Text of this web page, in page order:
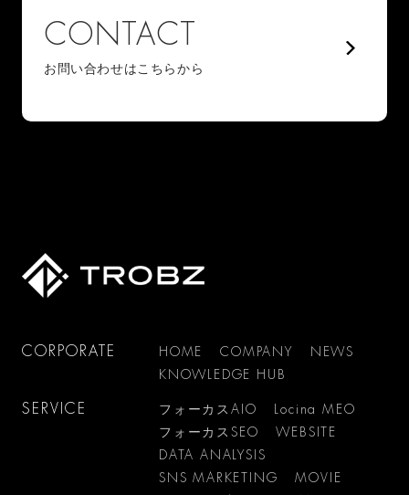
CONTACT
お問い合わせはこちらから
CORPORATE HOME COMPANY
NEWS
KNOWLEDGE HUB
SERVICE フォーカスAIO
Locina MEO
フォーカスSEO
WEBSITE
DATA ANALYSIS
SNS MARKETING
MOVIE